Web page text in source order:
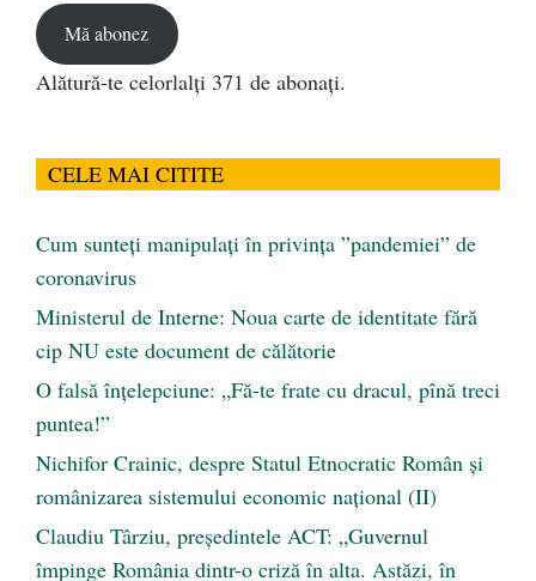
Mă abonez
Alătură-te celorlalți 371 de abonați.
CELE MAI CITITE
Cum sunteți manipulați în privința ”pandemiei” de
coronavirus
Ministerul de Interne: Noua carte de identitate fără
cip NU este document de călătorie
O falsă înțelepciune: „Fă-te frate cu dracul, pînă treci
puntea!”
Nichifor Crainic, despre Statul Etnocratic Român şi
românizarea sistemului economic naţional (II)
Claudiu Târziu, președintele ACT: „Guvernul
împinge România dintr-o criză în alta. Astăzi, în